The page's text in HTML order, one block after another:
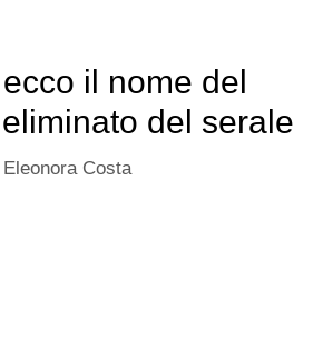
il nome del
del serale
Eleonora Costa